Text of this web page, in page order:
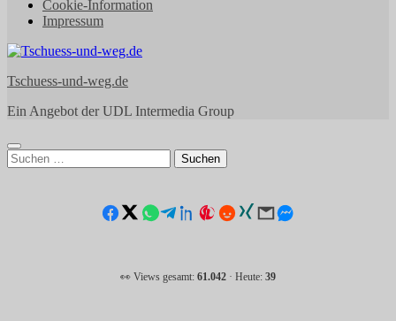
Cookie-Information
Impressum
Tschuess-und-weg.de
Ein Angebot der UDL Intermedia Group
Suchen
nach:
👀 Views gesamt: 61.042 · Heute: 39